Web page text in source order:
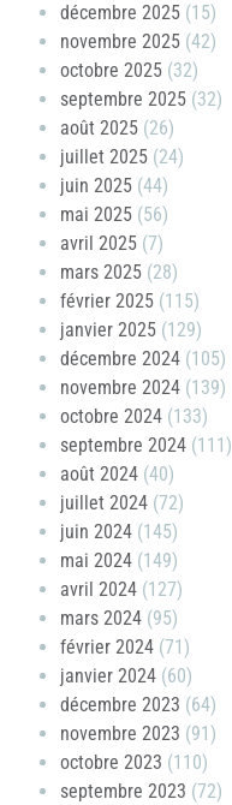
décembre 2025 (15)
novembre 2025 (42)
octobre 2025 (32)
septembre 2025 (32)
août 2025 (26)
juillet 2025 (24)
juin 2025 (44)
mai 2025 (56)
avril 2025 (7)
mars 2025 (28)
février 2025 (115)
janvier 2025 (129)
décembre 2024 (105)
novembre 2024 (139)
octobre 2024 (133)
septembre 2024 (111)
août 2024 (40)
juillet 2024 (72)
juin 2024 (145)
mai 2024 (149)
avril 2024 (127)
mars 2024 (95)
février 2024 (71)
janvier 2024 (60)
décembre 2023 (64)
novembre 2023 (91)
octobre 2023 (110)
septembre 2023 (72)